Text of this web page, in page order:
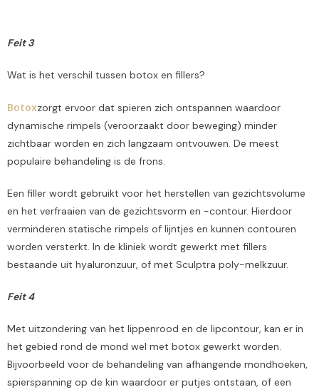
Feit 3
Wat is het verschil tussen botox en fillers?
Botoxzorgt ervoor dat spieren zich ontspannen waardoor
dynamische rimpels (veroorzaakt door beweging) minder
zichtbaar worden en zich langzaam ontvouwen. De meest
populaire behandeling is de frons.
Een filler wordt gebruikt voor het herstellen van gezichtsvolume
en het verfraaien van de gezichtsvorm en -contour. Hierdoor
verminderen statische rimpels of lijntjes en kunnen contouren
worden versterkt. In de kliniek wordt gewerkt met fillers
bestaande uit hyaluronzuur, of met Sculptra poly-melkzuur.
Feit 4
Met uitzondering van het lippenrood en de lipcontour, kan er in
het gebied rond de mond wel met botox gewerkt worden.
Bijvoorbeeld voor de behandeling van afhangende mondhoeken,
spierspanning op de kin waardoor er putjes ontstaan, of een